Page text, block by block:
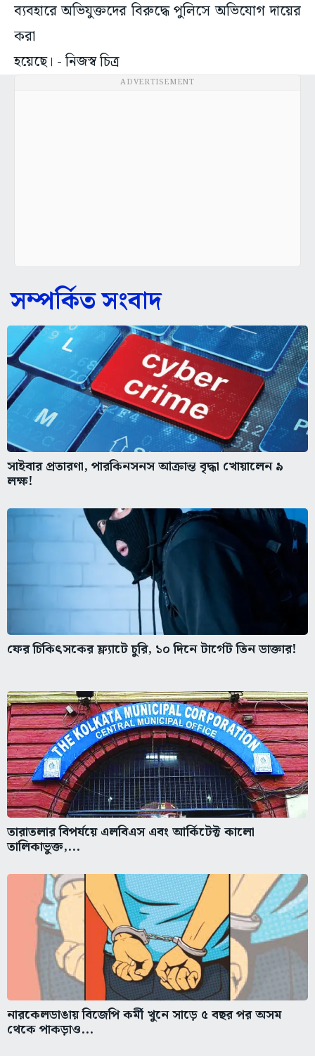
ব্যবহারে অভিযুক্তদের বিরুদ্ধে পুলিসে অভিযোগ দায়ের
করা
হয়েছে। - নিজস্ব চিত্র
ADVERTISEMENT
সম্পর্কিত সংবাদ
সাইবার প্রতারণা, পারকিনসনস আক্রান্ত বৃদ্ধা খোয়ালেন ৯
লক্ষ!
ফের চিকিৎসকের ফ্ল্যাটে চুরি, ১০ দিনে টার্গেট তিন ডাক্তার!
তারাতলার বিপর্যয়ে এলবিএস এবং আর্কিটেক্ট কালো
তালিকাভুক্ত,...
নারকেলডাঙায় বিজেপি কর্মী খুনে সাড়ে ৫ বছর পর অসম
থেকে পাকড়াও...